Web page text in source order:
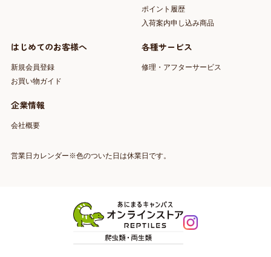
ポイント履歴
入荷案内申し込み商品
はじめてのお客様へ
新規会員登録
お買い物ガイド
各種サービス
修理・アフターサービス
企業情報
会社概要
営業日カレンダー※色のついた日は休業日です。